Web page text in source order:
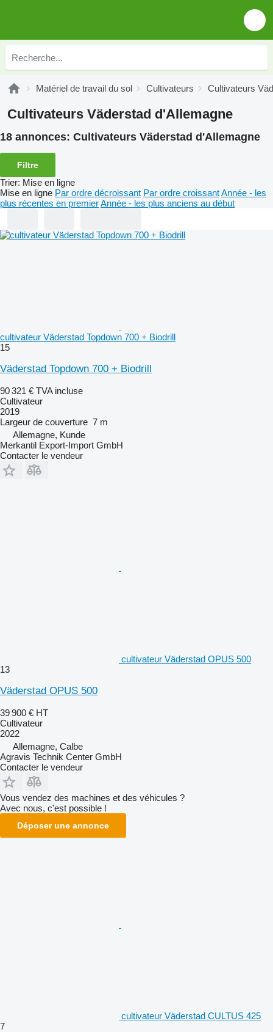
Matériel de travail du sol Cultivateurs Cultivateurs
Cultivateurs Väderstad d'Allemagne
18 annonces: Cultivateurs Väderstad d'Allemagne
Filtre
Trier: Mise en ligne
Mise en ligne Par ordre décroissant Par ordre croissantAnnée - les
plus récentes en premierAnnée - les plus anciens au début
cultivateur Väderstad Topdown 700 + Biodrill
15
Väderstad Topdown 700 + Biodrill
90 321 € TVA incluse
Cultivateur
2019
Largeur de couverture 7 m
Allemagne, Kunde
Merkantil Export-Import GmbH
Contacter le vendeur
cultivateur Väderstad OPUS 500
13
Väderstad OPUS 500
39 900 € HT
Cultivateur
2022
Allemagne, Calbe
Agravis Technik Center GmbH
Contacter le vendeur
Vous vendez des machines et des véhicules ?
Avec nous, c'est possible !
Déposer une annonce
cultivateur Väderstad CULTUS 425
7